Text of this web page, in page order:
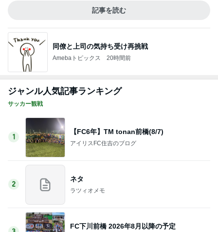
記事を読む
同僚と上司の気持ち受け再挑戦
Amebaトピックス 20時間前
ジャンル人気記事ランキング
サッカー観戦
1
【FC6年】TM tonan前橋(8/7)
アイリスFC住吉のブログ
2
ネタ
ラツィオメモ
FC下川前橋 2026年8月以降の予定